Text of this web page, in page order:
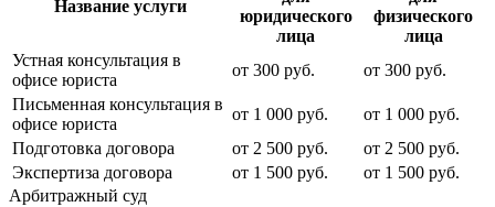
Название услуги
юридического
лица
физического
лица
Устная консультация в
офисе юриста
от 300 руб. от 300 руб.
Письменная консультация в
офисе юриста
от 1 000 руб. от 1 000 руб.
Подготовка договора
от 2 500 руб. от 2 500 руб.
Экспертиза договора
от 1 500 руб. от 1 500 руб.
Арбитражный суд